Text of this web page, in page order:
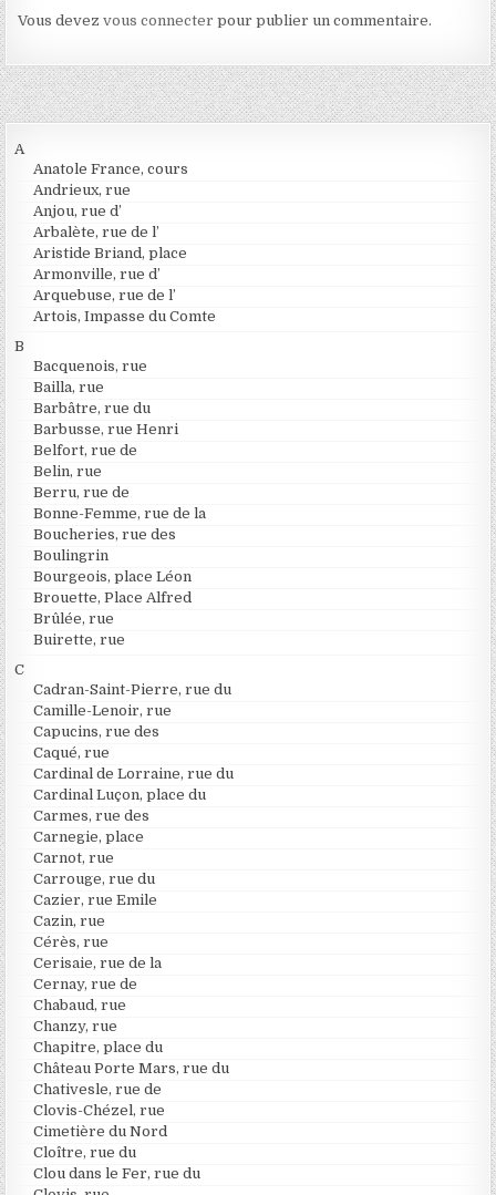
Vous devezvous connecter pour publier un commentaire.
A
Anatole France, cours
Andrieux, rue
Anjou, rue d’
Arbalète, rue de l’
Aristide Briand, place
Armonville, rue d’
Arquebuse, rue de l’
Artois, Impasse du Comte
B
Bacquenois, rue
Bailla, rue
Barbâtre, rue du
Barbusse, rue Henri
Belfort, rue de
Belin, rue
Berru, rue de
Bonne-Femme, rue de la
Boucheries, rue des
Boulingrin
Bourgeois, place Léon
Brouette, Place Alfred
Brûlée, rue
Buirette, rue
C
Cadran-Saint-Pierre, rue du
Camille-Lenoir, rue
Capucins, rue des
Caqué, rue
Cardinal de Lorraine, rue du
Cardinal Luçon, place du
Carmes, rue des
Carnegie, place
Carnot, rue
Carrouge, rue du
Cazier, rue Emile
Cazin, rue
Cérès, rue
Cerisaie, rue de la
Cernay, rue de
Chabaud, rue
Chanzy, rue
Chapitre, place du
Château Porte Mars, rue du
Chativesle, rue de
Clovis-Chézel, rue
Cimetière du Nord
Cloître, rue du
Clou dans le Fer, rue du